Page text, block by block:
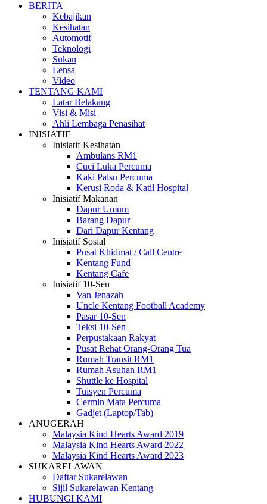
BERITA
Kebajikan
Kesihatan
Automotif
Teknologi
Sukan
Lensa
Video
TENTANG KAMI
Latar Belakang
Visi & Misi
Ahli Lembaga Penasihat
INISIATIF
Inisiatif Kesihatan
Ambulans RM1
Cuci Luka Percuma
Kaki Palsu Percuma
Kerusi Roda & Katil Hospital
Inisiatif Makanan
Dapur Umum
Barang Dapur
Dari Dapur Kentang
Inisiatif Sosial
Pusat Khidmat / Call Centre
Kentang Fund
Kentang Cafe
Inisiatif 10-Sen
Van Jenazah
Uncle Kentang Football Academy
Pasar 10-Sen
Teksi 10-Sen
Perpustakaan Rakyat
Pusat Rehat Orang-Orang Tua
Rumah Transit RM1
Rumah Asuhan RM1
Shuttle ke Hospital
Tuisyen Percuma
Cermin Mata Percuma
Gadjet (Laptop/Tab)
ANUGERAH
Malaysia Kind Hearts Award 2019
Malaysia Kind Hearts Award 2022
Malaysia Kind Hearts Award 2023
SUKARELAWAN
Daftar Sukarelawan
Sijil Sukarelawan Kentang
HUBUNGI KAMI